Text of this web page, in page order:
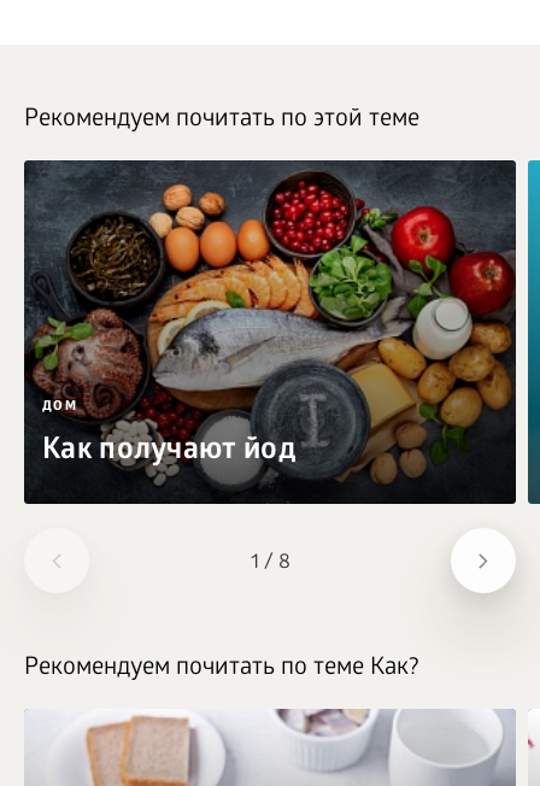
1 / 8
Рекомендуем почитать по этой теме
ДОМ
Как получают йод
Рекомендуем почитать по теме Как?